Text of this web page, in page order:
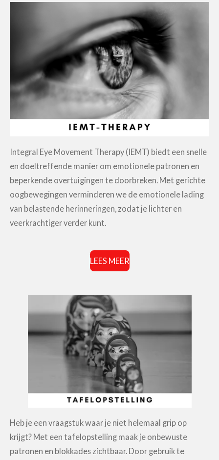
Integral Eye Movement Therapy (IEMT) biedt een snelle
en doeltreffende manier om emotionele patronen en
beperkende overtuigingen te doorbreken. Met gerichte
oogbewegingen verminderen we de emotionele lading
van belastende herinneringen, zodat je lichter en
veerkrachtiger verder kunt.
LEES MEER
Heb je een vraagstuk waar je niet helemaal grip op
krijgt? Met een tafelopstelling maak je onbewuste
patronen en blokkades zichtbaar. Door gebruik te